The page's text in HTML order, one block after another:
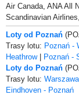
Air Canada, ANA All
Scandinavian
Loty od Poznań
Trasy lotu: Poznań -
Heathrow| Poznań -
Loty do Poznań
Trasy lotu:
Eindhoven - Poznań